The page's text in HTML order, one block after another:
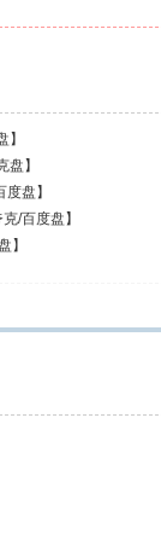
】
盘】
/百度盘】
】